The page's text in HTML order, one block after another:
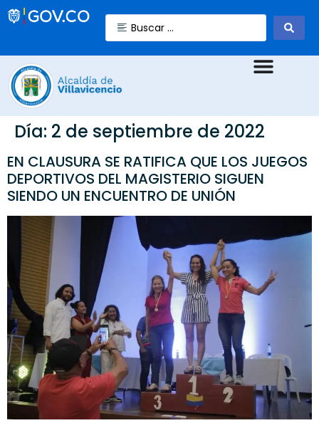
Día: 2 de septiembre de 2022
EN CLAUSURA SE RATIFICA QUE LOS JUEGOS
DEPORTIVOS DEL MAGISTERIO SIGUEN
SIENDO UN ENCUENTRO DE UNIÓN